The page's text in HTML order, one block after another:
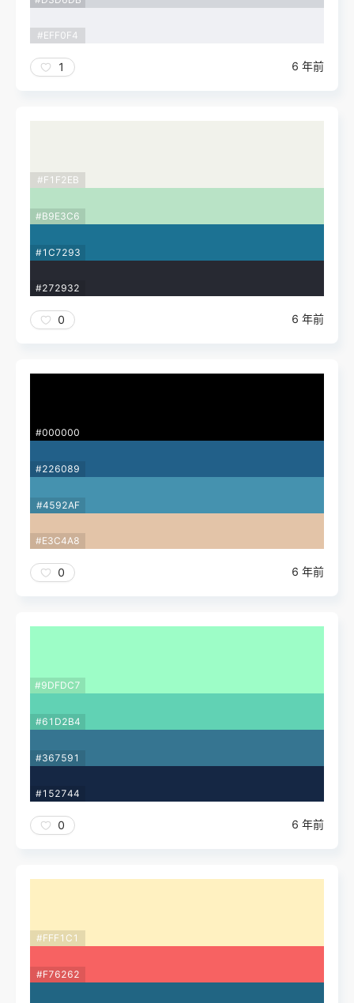
#EFF0F4
1 6 年前
#F1F2EB
#B9E3C6
#1C7293
#272932
0 6 年前
#000000
#226089
#4592AF
#E3C4A8
0 6 年前
#9DFDC7
#61D2B4
#367591
#152744
0 6 年前
#FFF1C1
#F76262